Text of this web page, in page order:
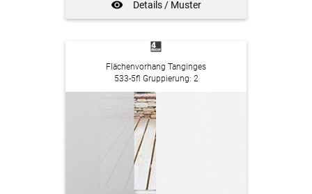
Details / Muster
Flächenvorhang Tanginges
533-5fl Gruppierung: 2